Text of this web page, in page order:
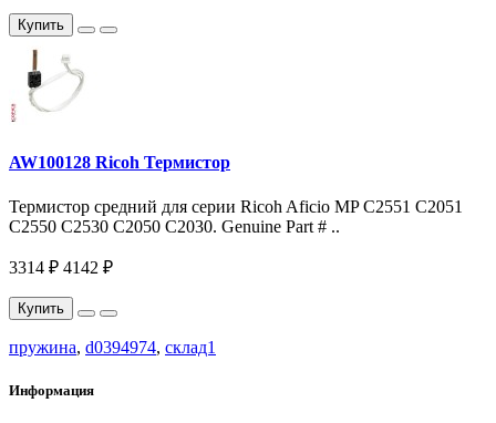
Купить
AW100128 Ricoh Термистор
Термистор средний для серии Ricoh Aficio MP С2551 С2051
C2550 C2530 C2050 C2030. Genuine Part # ..
3314 ₽ 4142 ₽
Купить
пружина, d0394974, склад1
Информация